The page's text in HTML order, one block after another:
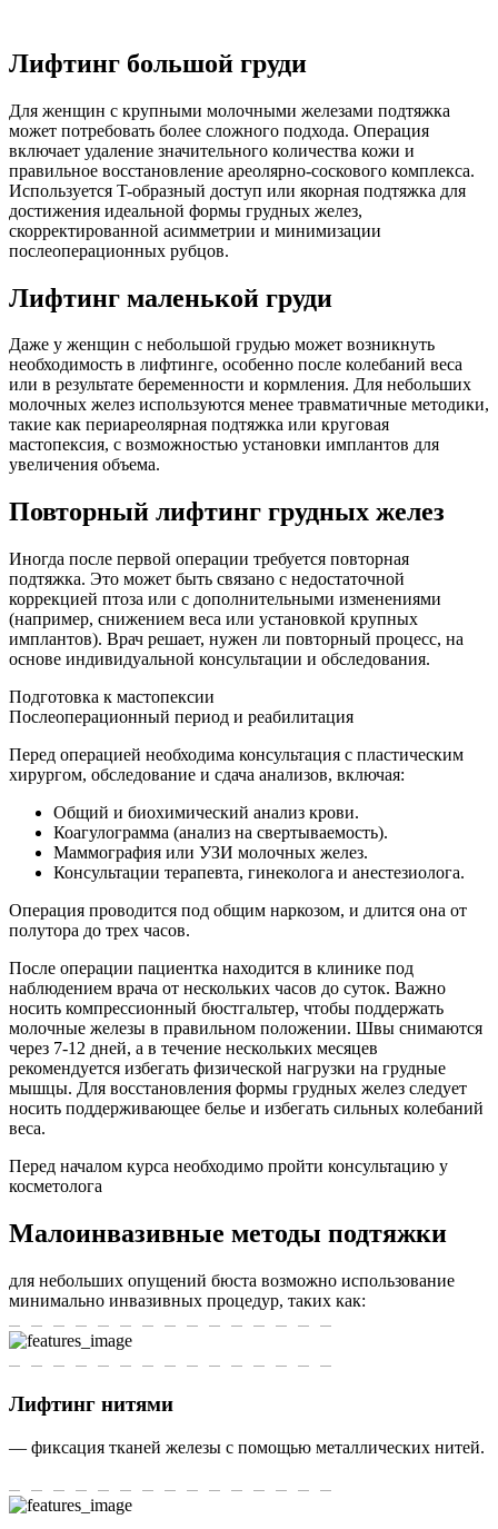
Лифтинг большой груди
Для женщин с крупными молочными железами подтяжка
может потребовать более сложного подхода. Операция
включает удаление значительного количества кожи и
правильное восстановление ареолярно-соскового комплекса.
Используется T-образный доступ или якорная подтяжка для
достижения идеальной формы грудных желез,
скорректированной асимметрии и минимизации
послеоперационных рубцов.
Лифтинг маленькой груди
Даже у женщин с небольшой грудью может возникнуть
необходимость в лифтинге, особенно после колебаний веса
или в результате беременности и кормления. Для небольших
молочных желез используются менее травматичные методики,
такие как периареолярная подтяжка или круговая
мастопексия, с возможностью установки имплантов для
увеличения объема.
Повторный лифтинг грудных желез
Иногда после первой операции требуется повторная
подтяжка. Это может быть связано с недостаточной
коррекцией птоза или с дополнительными изменениями
(например, снижением веса или установкой крупных
имплантов). Врач решает, нужен ли повторный процесс, на
основе индивидуальной консультации и обследования.
Подготовка к мастопексии
Послеоперационный период и реабилитация
Перед операцией необходима консультация с пластическим
хирургом, обследование и сдача анализов, включая:
Общий и биохимический анализ крови.
Коагулограмма (анализ на свертываемость).
Маммография или УЗИ молочных желез.
Консультации терапевта, гинеколога и анестезиолога.
Операция проводится под общим наркозом, и длится она от
полутора до трех часов.
После операции пациентка находится в клинике под
наблюдением врача от нескольких часов до суток. Важно
носить компрессионный бюстгальтер, чтобы поддержать
молочные железы в правильном положении. Швы снимаются
через 7-12 дней, а в течение нескольких месяцев
рекомендуется избегать физической нагрузки на грудные
мышцы. Для восстановления формы грудных желез следует
носить поддерживающее белье и избегать сильных колебаний
веса.
Перед началом курса необходимо пройти консультацию у
косметолога
Малоинвазивные методы подтяжки
для небольших опущений бюста возможно использование
минимально инвазивных процедур, таких как:
Лифтинг нитями
— фиксация тканей железы с помощью металлических нитей.